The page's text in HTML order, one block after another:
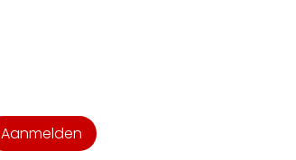
Aanmelden